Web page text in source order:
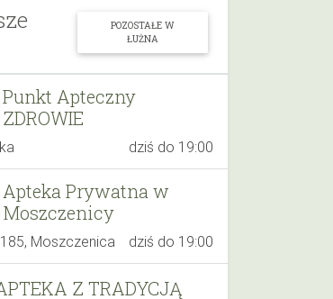
POZOSTAŁE W
ŁUŻNA
Punkt Apteczny
ZDROWIE
dziś do 19:00
Apteka Prywatna w
Moszczenicy
Moszczenica dziś do 19:00
Z TRADYCJĄ